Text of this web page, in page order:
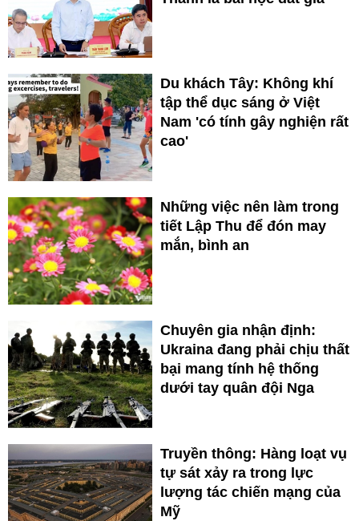
Du khách Tây: Không khí
tập thể dục sáng ở Việt
Nam 'có tính gây nghiện rất
cao'
Những việc nên làm trong
tiết Lập Thu để đón may
mắn, bình an
Chuyên gia nhận định:
Ukraina đang phải chịu thất
bại mang tính hệ thống
dưới tay quân đội Nga
Truyền thông: Hàng loạt vụ
tự sát xảy ra trong lực
lượng tác chiến mạng của
Mỹ